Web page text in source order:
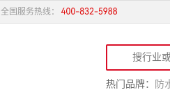
全国服务热线：
热门品牌： 防